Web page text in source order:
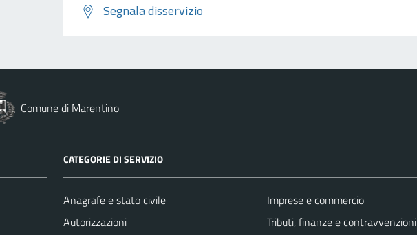
Segnala disservizio
Comune di Marentino
CATEGORIE DI SERVIZIO
Anagrafe e stato civile
Autorizzazioni
Imprese e commercio
Tributi, finanze e contravvenzioni